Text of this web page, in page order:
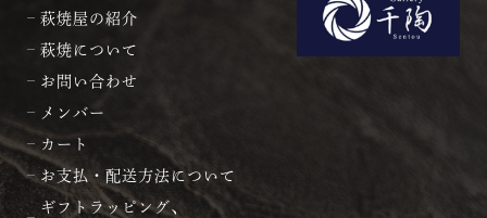
萩焼屋の紹介
萩焼について
お問い合わせ
メンバー
カート
お支払・配送方法について
ギフトラッピング、